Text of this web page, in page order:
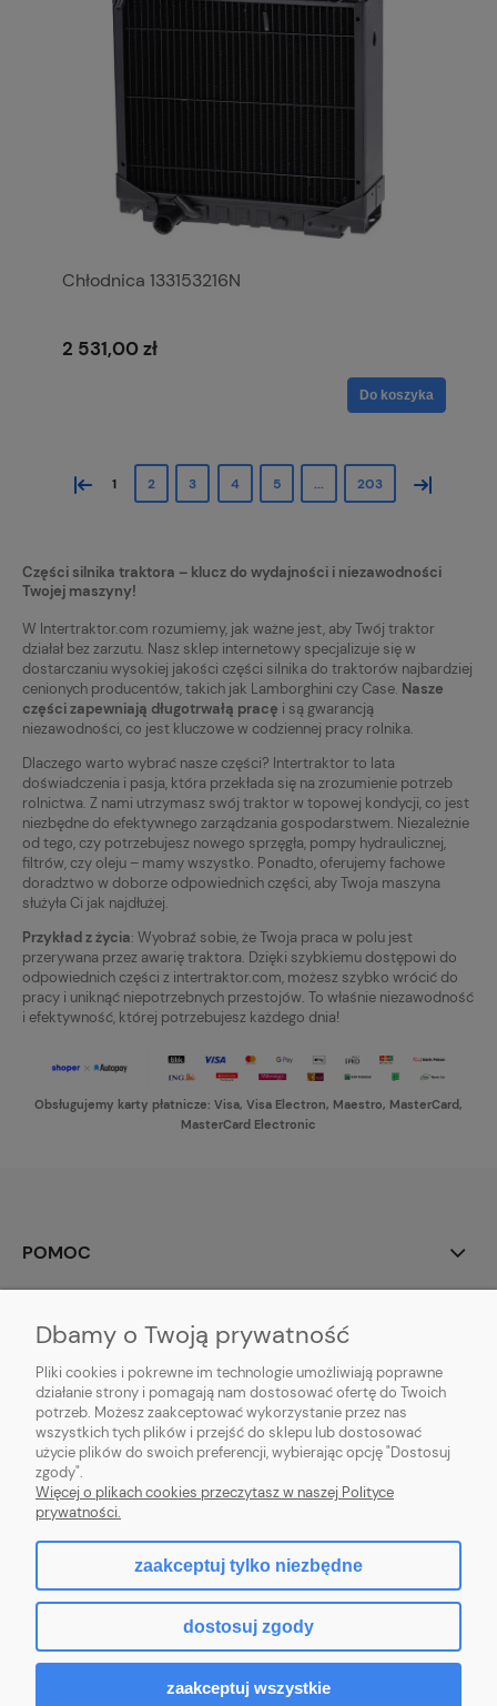
Chłodnica 133153216N
2 531,00 zł
Do koszyka
« 1 2 3 4 5 ... 203 »
Części silnika traktora – klucz do wydajności i niezawodności
Twojej maszyny!
W Intertraktor.com rozumiemy, jak ważne jest, aby Twój traktor
działał bez zarzutu. Nasz sklep internetowy specjalizuje się w
dostarczaniu wysokiej jakości części silnika do traktorów najbardziej
cenionych producentów, takich jak Lamborghini czy Case. Nasze
części zapewniają długotrwałą pracę i są gwarancją
niezawodności, co jest kluczowe w codziennej pracy rolnika.
Dlaczego warto wybrać nasze części? Intertraktor to lata
doświadczenia i pasja, która przekłada się na zrozumienie potrzeb
rolnictwa. Z nami utrzymasz swój traktor w topowej kondycji, co jest
niezbędne do efektywnego zarządzania gospodarstwem. Niezależnie
od tego, czy potrzebujesz nowego sprzęgła, pompy hydraulicznej,
filtrów, czy oleju – mamy wszystko. Ponadto, oferujemy fachowe
doradztwo w doborze odpowiednich części, aby Twoja maszyna
służyła Ci jak najdłużej.
Przykład z życia: Wyobraź sobie, że Twoja praca w polu jest
przerywana przez awarię traktora. Dzięki szybkiemu dostępowi do
odpowiednich części z intertraktor.com, możesz szybko wrócić do
pracy i uniknąć niepotrzebnych przestojów. To właśnie niezawodność
i efektywność, której potrzebujesz każdego dnia!
Obsługujemy karty płatnicze: Visa, Visa Electron, Maestro, MasterCard,
MasterCard Electronic
POMOC
PŁATNOŚCI I DOSTAWA
INFORMACJE
O NAS
Sklep internetowy Shoper Premium
Dbamy o Twoją prywatność
Pliki cookies i pokrewne im technologie umożliwiają poprawne
działanie strony i pomagają nam dostosować ofertę do Twoich
potrzeb. Możesz zaakceptować wykorzystanie przez nas
wszystkich tych plików i przejść do sklepu lub dostosować
użycie plików do swoich preferencji, wybierając opcję "Dostosuj
zgody".
Więcej o plikach cookies przeczytasz w naszej Polityce
prywatności.
zaakceptuj tylko niezbędne
dostosuj zgody
zaakceptuj wszystkie